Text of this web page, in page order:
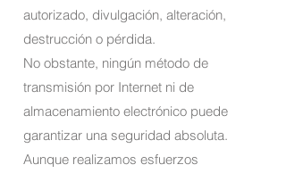
autorizado, divulgación, alteración,
destrucción o pérdida.
No obstante, ningún método de
transmisión por Internet ni de
almacenamiento electrónico puede
garantizar una seguridad absoluta.
Aunque realizamos esfuerzos